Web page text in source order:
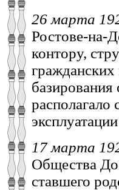
26 марта
Ростове-на-
контору,
располагало
17 марта
Общества
ставшего